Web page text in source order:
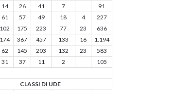
14 26 41 7
91
61 57 49 18 4
227
102 175 223 77 23
636
174 367 457 133 16
1.194
62 145 203 132 23
583
31 37 11 2 105
CLASSI DI UDE